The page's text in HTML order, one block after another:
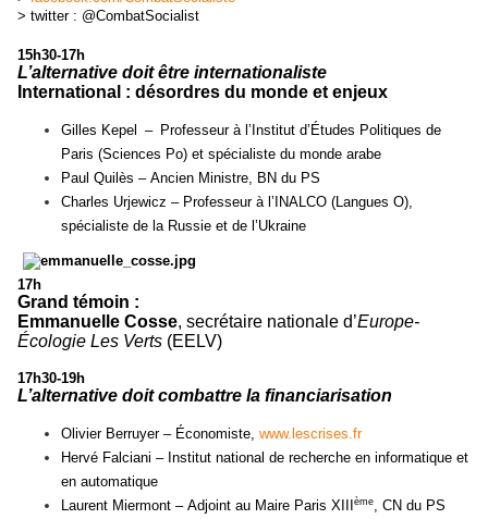
> twitter : @CombatSocialist
15h30-17h
L’alternative doit être internationaliste
International : désordres du monde et enjeux
Gilles Kepel – Professeur à l’Institut d’Études Politiques de
Paris (Sciences Po) et spécialiste du monde arabe
Paul Quilès – Ancien Ministre, BN du PS
Charles Urjewicz – Professeur à l’INALCO (Langues O),
spécialiste de la Russie et de l’Ukraine
17h
Grand témoin :
Emmanuelle Cosse, secrétaire nationale d’Europe-
Écologie Les Verts (EELV)
17h30-19h
L’alternative doit combattre la financiarisation
Olivier Berruyer – Économiste www.lescrises.fr
Hervé Falciani – Institut national de recherche en informatique et
en automatique
Laurent Miermont – Adjoint au Maire Paris XIIIème
CN du PS